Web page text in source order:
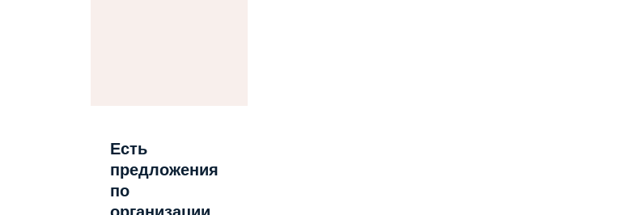
Есть
предложения
по